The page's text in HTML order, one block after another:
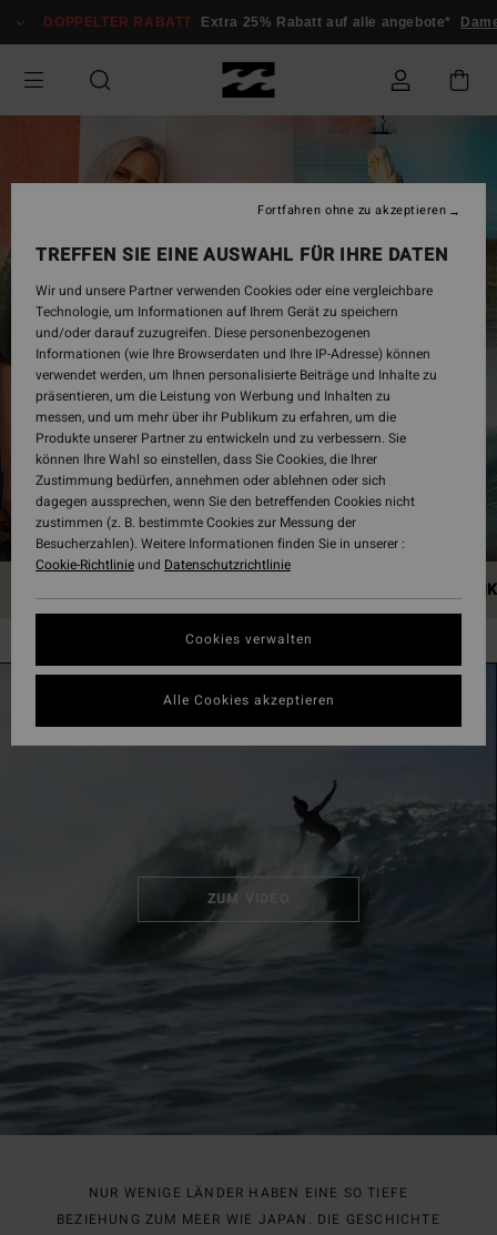
DOPPELTER RABATT Extra 25% Rabatt auf alle angebote*
SRI
ZUM VIDEO
NUR WENIGE LÄNDER HABEN EINE SO TIEFE
BEZIEHUNG ZUM MEER WIE JAPAN. DIE GESCHICHTE
TREFFEN SIE EINE AUSWAHL FÜR IHRE DATEN
Wir und unsere Partner verwenden Cookies oder eine vergleichbare
Technologie, um Informationen auf Ihrem Gerät zu speichern
und/oder darauf zuzugreifen. Diese personenbezogenen
Informationen (wie Ihre Browserdaten und Ihre IP-Adresse) können
verwendet werden, um Ihnen personalisierte Beiträge und Inhalte zu
präsentieren, um die Leistung von Werbung und Inhalten zu
messen, und um mehr über ihr Publikum zu erfahren, um die
Produkte unserer Partner zu entwickeln und zu verbessern. Sie
können Ihre Wahl so einstellen, dass Sie Cookies, die Ihrer
Zustimmung bedürfen, annehmen oder ablehnen oder sich
dagegen aussprechen, wenn Sie den betreffenden Cookies nicht
zustimmen (z. B. bestimmte Cookies zur Messung der
Besucherzahlen). Weitere Informationen finden Sie in unserer :
Cookie-Richtlinieund Datenschutzrichtlinie
Cookies verwalten
Fortfahren ohne zu akzeptieren
Alle Cookies akzeptieren